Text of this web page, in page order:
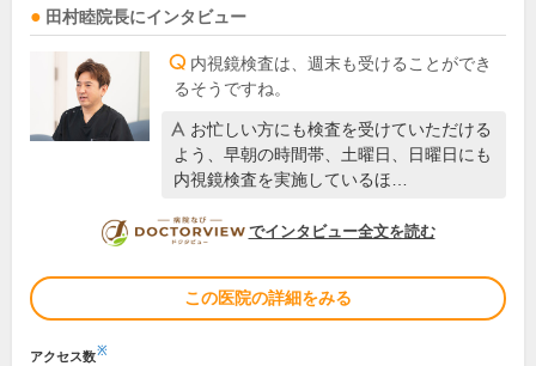
田村睦院長にインタビュー
内視鏡検査は、週末も受けることができ
るそうですね。
お忙しい方にも検査を受けていただける
よう、早朝の時間帯、土曜日、日曜日にも
内視鏡検査を実施しているほ…
DOCTORVIEW
でインタビュー全文を読む
この医院の詳細をみる
アクセス数※